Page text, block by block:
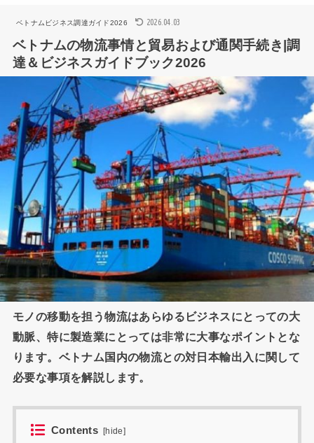
ベトナムビジネス調達ガイド2026 2026.04.03
ベトナムの物流事情と貿易および通関手続き|調
達＆ビジネスガイドブック2026
モノの移動を担う物流はあらゆるビジネスにとっての大
動脈、特に製造業にとっては非常に大事なポイントとな
ります。ベトナム国内の物流との対日本輸出入に関して
必要な事項を解説します。
Contents [hide]